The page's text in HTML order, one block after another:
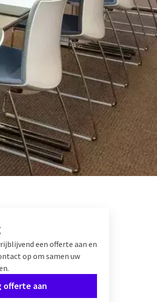
een offerte aan en
op om samen uw
offerte aan